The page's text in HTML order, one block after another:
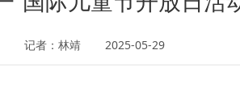
记者：林靖 2025-05-29